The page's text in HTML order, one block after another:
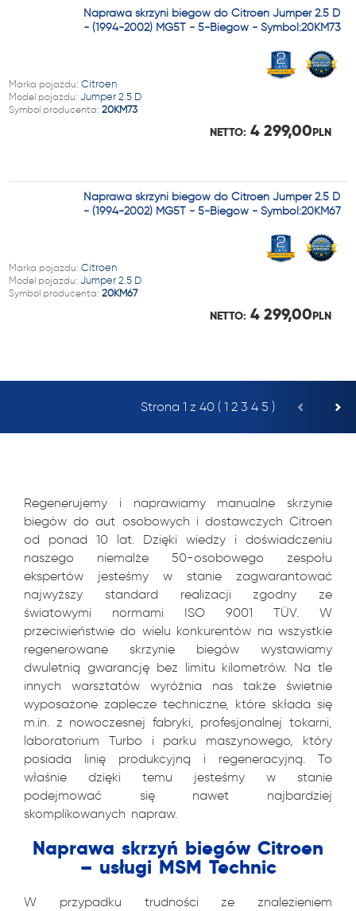
Naprawa skrzyni biegów do Citroen Jumper 2.5 D
- (1994-2002) MG5T - 5-Biegów - Symbol:20KM73
Marka pojazdu: Citroen
Model pojazdu: Jumper 2.5 D
Symbol producenta: 20KM73
NETTO: 4 299,00PLN
Naprawa skrzyni biegów do Citroen Jumper 2.5 D
- (1994-2002) MG5T - 5-Biegów - Symbol:20KM67
Marka pojazdu: Citroen
Model pojazdu: Jumper 2.5 D
Symbol producenta: 20KM67
NETTO: 4 299,00PLN
Strona 1 z 40 ( 1 2 3 4 5 )
Regenerujemy i naprawiamy manualne skrzynie
biegów do aut osobowych i dostawczych Citroen
od ponad 10 lat. Dzięki wiedzy i doświadczeniu
naszego niemalże 50-osobowego zespołu
ekspertów jesteśmy w stanie zagwarantować
najwyższy standard realizacji zgodny ze
światowymi normami ISO 9001 TÜV. W
przeciwieństwie do wielu konkurentów na wszystkie
regenerowane skrzynie biegów wystawiamy
dwuletnią gwarancję bez limitu kilometrów. Na tle
innych warsztatów wyróżnia nas także świetnie
wyposażone zaplecze techniczne, które składa się
m.in. z nowoczesnej fabryki, profesjonalnej tokarni,
laboratorium Turbo i parku maszynowego, który
posiada linię produkcyjną i regeneracyjną. To
właśnie dzięki temu jesteśmy w stanie
podejmować się nawet najbardziej
skomplikowanych napraw.
Naprawa skrzyń biegów Citroen
– usługi MSM Technic
W przypadku trudności ze znalezieniem